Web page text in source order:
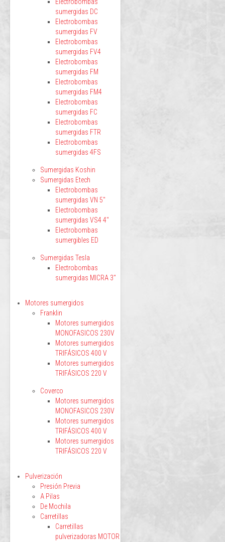
sumergidas DC
Electrobombas
sumergidas FV
Electrobombas
sumergidas FV4
Electrobombas
sumergidas FM
Electrobombas
sumergidas FM4
Electrobombas
sumergidas FC
Electrobombas
sumergidas FTR
Electrobombas
sumergidas 4FS
Sumergidas Koshin
Sumergidas Etech
Electrobombas
sumergidas VN 5"
Electrobombas
sumergidas VS4 4"
Electrobombas
sumergibles ED
Sumergidas Tesla
Electrobombas
sumergidas MICRA 3"
Motores sumergidos
Franklin
Motores sumergidos
MONOFASICOS 230V
Motores sumergidos
TRIFÁSICOS 400 V
Motores sumergidos
TRIFÁSICOS 220 V
Coverco
Motores sumergidos
MONOFASICOS 230V
Motores sumergidos
TRIFÁSICOS 400 V
Motores sumergidos
TRIFÁSICOS 220 V
Pulverización
Presión Previa
A Pilas
De Mochila
Carretillas
Carretillas
pulverizadoras MOTOR